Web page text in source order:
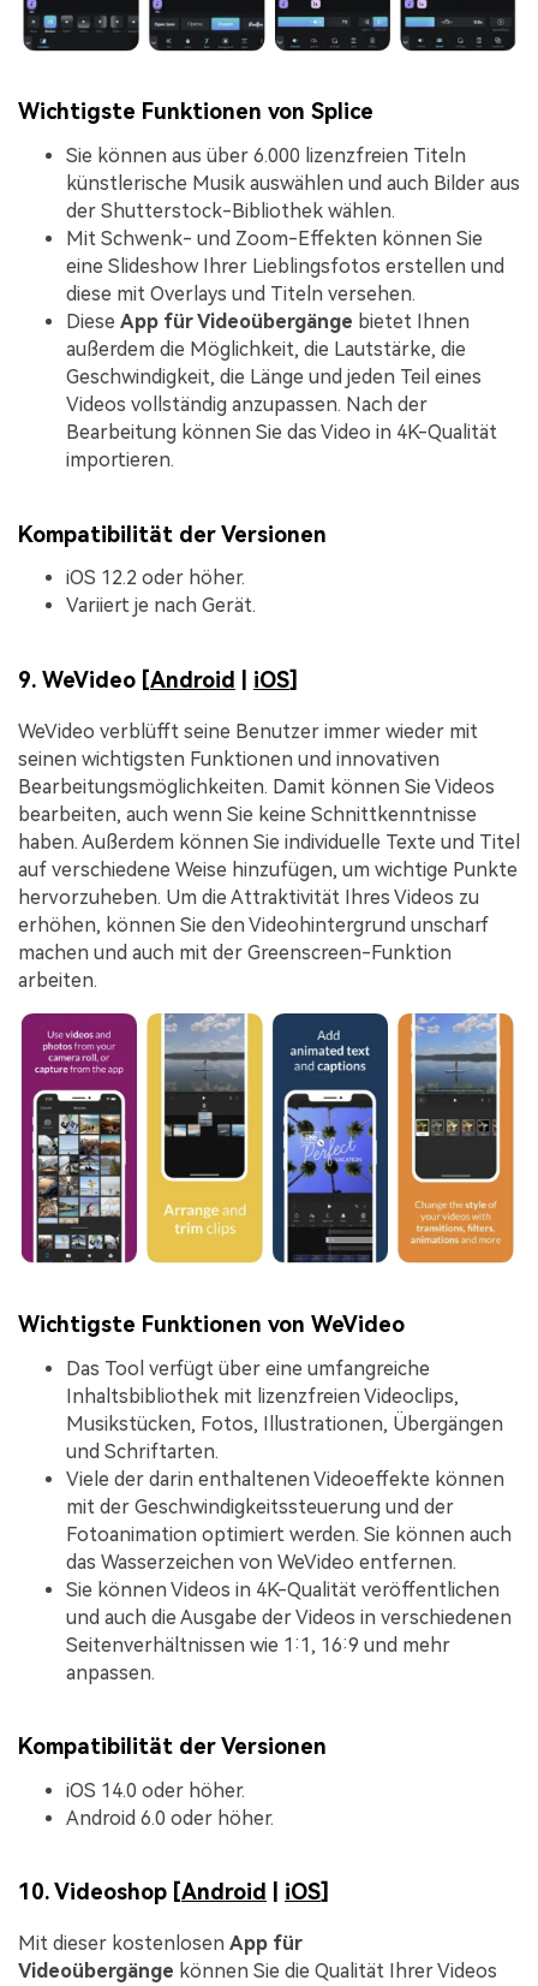
Wichtigste Funktionen von Splice
Sie können aus über 6.000 lizenzfreien Titeln
künstlerische Musik auswählen und auch Bilder aus
der Shutterstock-Bibliothek wählen.
Mit Schwenk- und Zoom-Effekten können Sie
eine Slideshow Ihrer Lieblingsfotos erstellen und
diese mit Overlays und Titeln versehen.
Diese App für Videoübergänge bietet Ihnen
außerdem die Möglichkeit, die Lautstärke, die
Geschwindigkeit, die Länge und jeden Teil eines
Videos vollständig anzupassen. Nach der
Bearbeitung können Sie das Video in 4K-Qualität
importieren.
Kompatibilität der Versionen
iOS 12.2 oder höher.
Variiert je nach Gerät.
9. WeVideo [Android iOS]
WeVideo verblüfft seine Benutzer immer wieder mit
seinen wichtigsten Funktionen und innovativen
Bearbeitungsmöglichkeiten. Damit können Sie Videos
bearbeiten, auch wenn Sie keine Schnittkenntnisse
haben. Außerdem können Sie individuelle Texte und Titel
auf verschiedene Weise hinzufügen, um wichtige Punkte
hervorzuheben. Um die Attraktivität Ihres Videos zu
erhöhen, können Sie den Videohintergrund unscharf
machen und auch mit der Greenscreen-Funktion
arbeiten.
Wichtigste Funktionen von WeVideo
Das Tool verfügt über eine umfangreiche
Inhaltsbibliothek mit lizenzfreien Videoclips,
Musikstücken, Fotos, Illustrationen, Übergängen
und Schriftarten.
Viele der darin enthaltenen Videoeffekte können
mit der Geschwindigkeitssteuerung und der
Fotoanimation optimiert werden. Sie können auch
das Wasserzeichen von WeVideo entfernen.
Sie können Videos in 4K-Qualität veröffentlichen
und auch die Ausgabe der Videos in verschiedenen
Seitenverhältnissen wie 1:1, 16:9 und mehr
anpassen.
Kompatibilität der Versionen
iOS 14.0 oder höher.
Android 6.0 oder höher.
10. Videoshop [Android iOS]
Mit dieser kostenlosen App für
Videoübergänge können Sie die Qualität Ihrer Videos